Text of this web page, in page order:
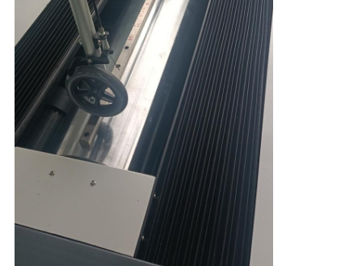
地
図
PRIVACY
POLICY